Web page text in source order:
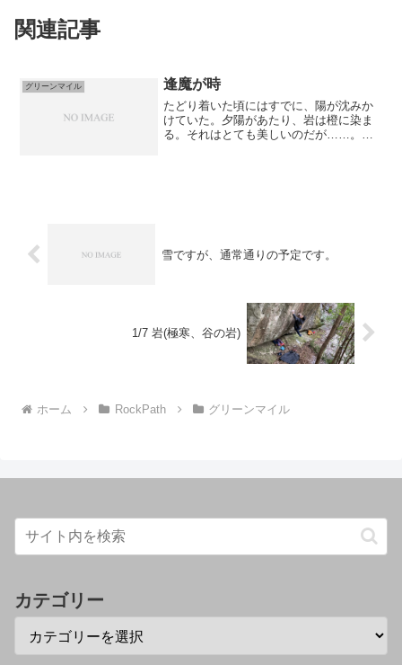
関連記事
グリーンマイル 逢魔が時
たどり着いた頃にはすでに、陽が沈みか
けていた。夕陽があたり、岩は橙に染ま
る。それはとても美しいのだが……。険
雪ですが、通常通りの予定です。
1/7 岩(極寒、谷の岩)
ホーム RockPath グリーンマイル
カテゴリー